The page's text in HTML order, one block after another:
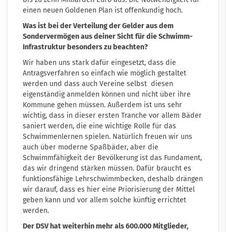
einen neuen Goldenen Plan ist offenkundig hoch.
Was ist bei der Verteilung der Gelder aus dem
Sondervermögen aus deiner Sicht für die Schwimm-
Infrastruktur besonders zu beachten?
Wir haben uns stark dafür eingesetzt, dass die
Antragsverfahren so einfach wie möglich gestaltet
werden und dass auch Vereine selbst diesen
eigenständig anmelden können und nicht über ihre
Kommune gehen müssen. Außerdem ist uns sehr
wichtig, dass in dieser ersten Tranche vor allem Bäder
saniert werden, die eine wichtige Rolle für das
Schwimmenlernen spielen. Natürlich freuen wir uns
auch über moderne Spaßbäder, aber die
Schwimmfähigkeit der Bevölkerung ist das Fundament,
das wir dringend stärken müssen. Dafür braucht es
funktionsfähige Lehrschwimmbecken, deshalb drängen
wir darauf, dass es hier eine Priorisierung der Mittel
geben kann und vor allem solche künftig errichtet
werden.
Der DSV hat weiterhin mehr als 600.000 Mitglieder,